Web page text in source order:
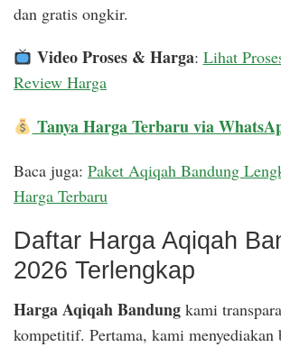
dan gratis ongkir.
Video Proses & Harga: Lihat
Review Harga
Tanya Harga Terbaru via
Baca juga: Paket Aqiqah Bandung
Harga Terbaru
Daftar Harga Aqiqah
2026 Terlengkap
Harga Aqiqah Bandung kami
kompetitif. Pertama, kami menyediakan